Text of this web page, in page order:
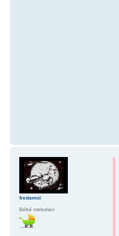
fredamoi
Bébé melodien